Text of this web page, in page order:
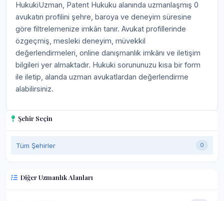
Şehir Seçin
Tüm Şehirler 0
Diğer Uzmanlık Alanları
HukukiUzman, Patent Hukuku alanında uzmanlaşmış 0
avukatın profilini şehre, baroya ve deneyim süresine
göre filtrelemenize imkân tanır. Avukat profillerinde
özgeçmiş, mesleki deneyim, müvekkil
değerlendirmeleri, online danışmanlık imkânı ve iletişim
bilgileri yer almaktadır. Hukuki sorununuzu kısa bir form
ile iletip, alanda uzman avukatlardan değerlendirme
alabilirsiniz.